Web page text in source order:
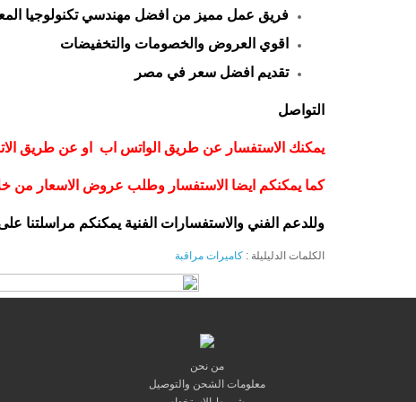
فريق عمل مميز من افضل مهندسي تكنولوجيا
اقوي العروض والخصومات والتخفيضات
تقديم افضل سعر في مصر
التواصل
يمكنك الاستفسار عن طريق الواتس اب او عن طريق الاتصال
كما يمكنكم ايضا الاستفسار وطلب عروض الاسعار من
وللدعم الفني والاستفسارات الفنية يمكنكم مراسلتنا على
الكلمات الدليليلة : كاميرات مراقبة
من نحن
معلومات الشحن والتوصيل